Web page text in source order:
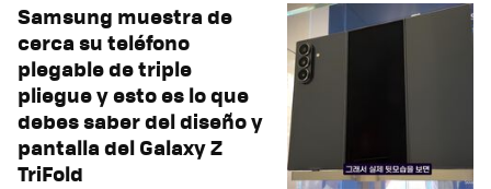
Samsung muestra de
cerca su teléfono
plegable de triple
pliegue y esto es lo que
debes saber del diseño y
pantalla del Galaxy Z
TriFold